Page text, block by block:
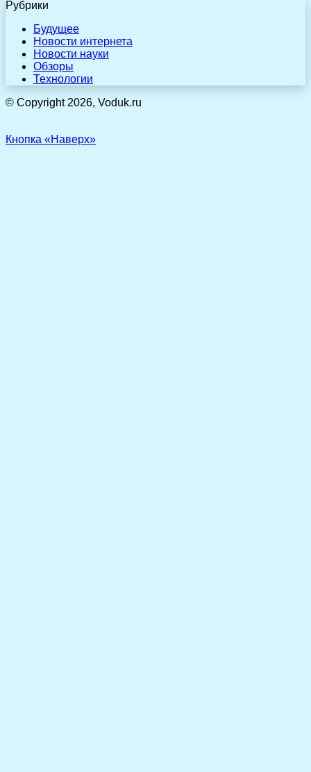
Рубрики
Будущее
Новости интернета
Новости науки
Обзоры
Технологии
© Copyright 2026, Voduk.ru
Кнопка «Наверх»